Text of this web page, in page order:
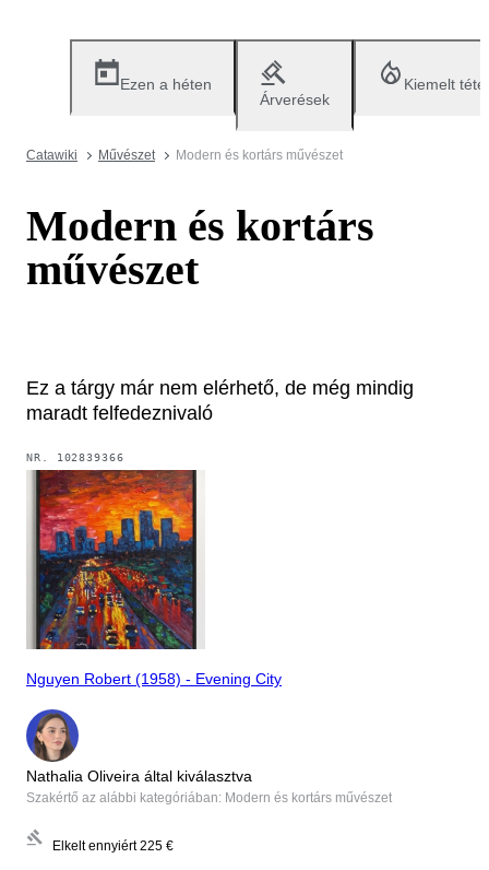
Ezen a héten
Árverések
Kiemelt
Catawiki Művészet Modern és kortárs művészet
Modern és kortárs
művészet
Ez a tárgy már nem elérhető, de még mindig
maradt felfedeznivaló
NR. 102839366
Nguyen Robert (1958) - Evening City
Nathalia Oliveira által kiválasztva
Szakértő az alábbi kategóriában: Modern és kortárs művészet
Elkelt ennyiért 225 €